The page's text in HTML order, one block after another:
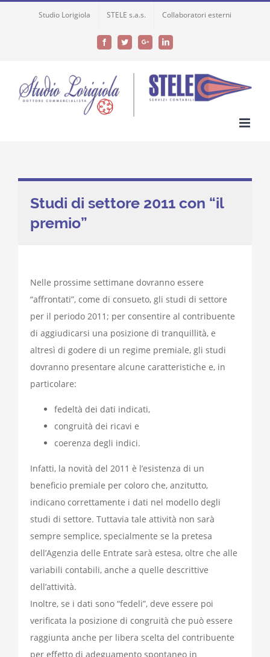
Studio Lorigiola STELE s.a.s. Collaboratori esterni
FacebookTwitterGoogle+LinkedIn
Studi di settore 2011 con “il
premio”
Nelle prossime settimane dovranno essere
“affrontati”, come di consueto, gli studi di settore
per il periodo 2011; per consentire al contribuente
di aggiudicarsi una posizione di tranquillità, e
altresì di godere di un regime premiale, gli studi
dovranno presentare alcune caratteristiche e, in
particolare:
fedeltà dei dati indicati,
congruità dei ricavi e
coerenza degli indici.
Infatti, la novità del 2011 è l’esistenza di un
beneficio premiale per coloro che, anzitutto,
indicano correttamente i dati nel modello degli
studi di settore. Tuttavia tale attività non sarà
sempre semplice, specialmente se la pretesa
dell’Agenzia delle Entrate sarà estesa, oltre che alle
variabili contabili, anche a quelle descrittive
dell’attività.
Inoltre, se i dati sono “fedeli”, deve essere poi
verificata la posizione di congruità che può essere
raggiunta anche per libera scelta del contribuente
per effetto di adeguamento spontaneo in